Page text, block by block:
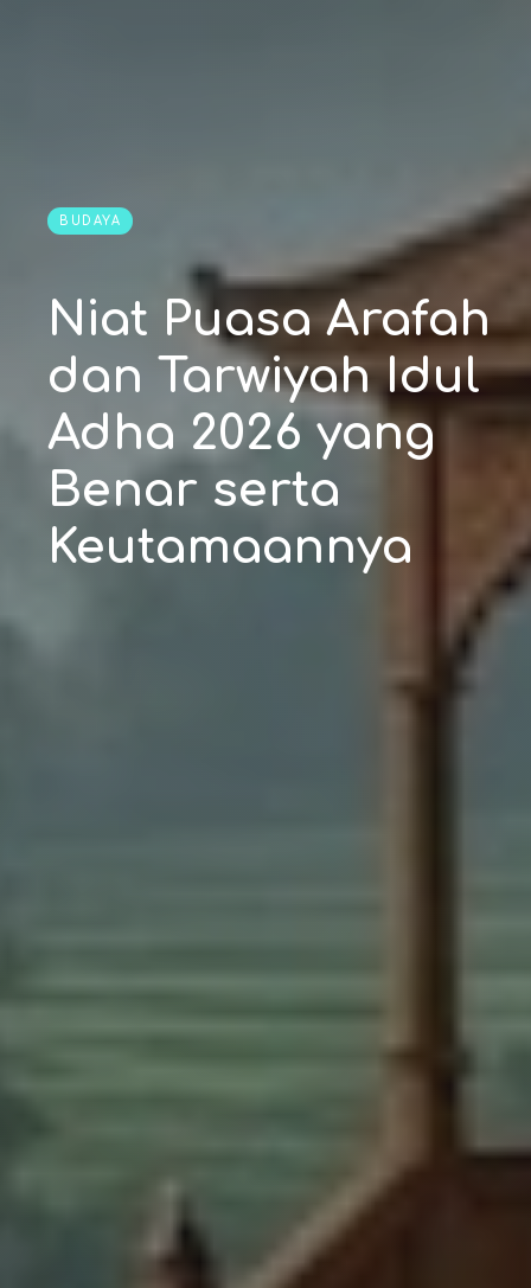
BUDAYA
Niat Puasa Arafah
dan Tarwiyah Idul
Adha 2026 yang
Benar serta
Keutamaannya